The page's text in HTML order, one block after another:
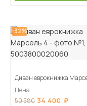
-32%
Диван еврокнижка
Цена
50 580 34 400